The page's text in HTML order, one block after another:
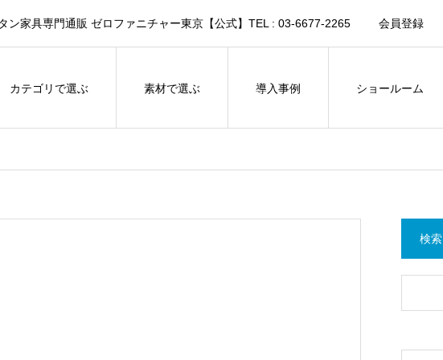
ン家具専門通販 ゼロファニチャー東京【公式】TEL : 03-6677-2265 会員登録
カテゴリで選ぶ 素材で選ぶ 導入事例 ショールーム
検索